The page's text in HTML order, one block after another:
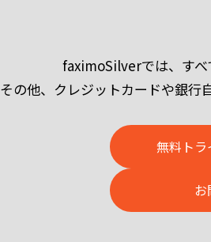
faximoSilverでは、すべ
その他、クレジットカードや銀行
無料ト
お